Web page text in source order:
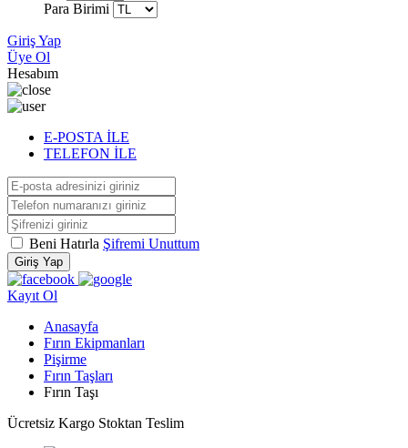
Para Birimi
Giriş Yap
Üye Ol
Hesabım
E-POSTA İLE
TELEFON İLE
Beni Hatırla Şifremi Unuttum
Giriş Yap
Kayıt Ol
Anasayfa
Fırın Ekipmanları
Pişirme
Fırın Taşları
Fırın Taşı
Ücretsiz Kargo Stoktan Teslim